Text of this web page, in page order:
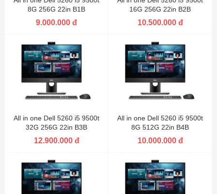
8G 256G 22in B1B
9.000.000 đ
16G 256G 22in B2B
10.500.000 đ
All in one Dell 5260 i5 9500t
32G 256G 22in B3B
12.900.000 đ
All in one Dell 5260 i5 9500t
8G 512G 22in B4B
10.000.000 đ